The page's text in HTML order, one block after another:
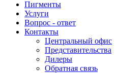
Пигменты
Услуги
Вопрос - ответ
Контакты
Центральный офис
Представительства
Дилеры
Обратная связь